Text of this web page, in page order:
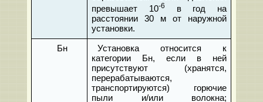
превышает 10-6
в год на
расстоянии 30 м от наружной
установки.
Бн
Установка относится к
категории Бн, если в ней
присутствуют (хранятся,
перерабатываются,
транспортируются) горючие
пыли и/или волокна;